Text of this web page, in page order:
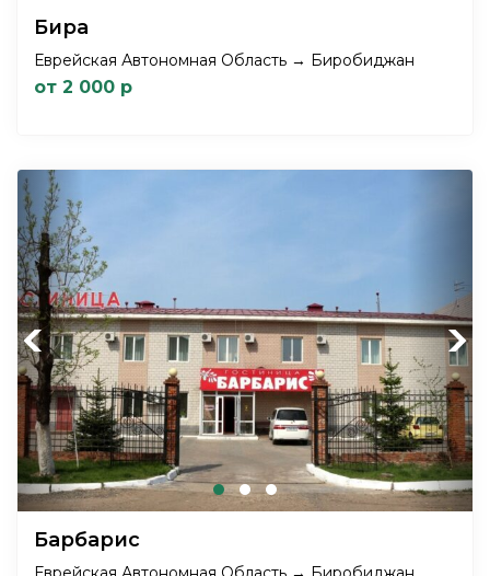
Бира
Еврейская Автономная Область → Биробиджан
от 2 000 р
Previous Next
Барбарис